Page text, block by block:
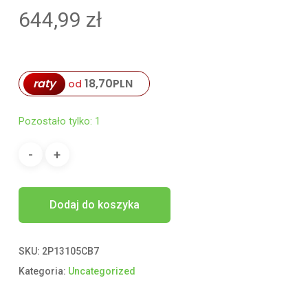
644,99 zł
raty od 18,70PLN
Pozostało tylko: 1
Dodaj do koszyka
SKU: 2P13105CB7
Kategoria: Uncategorized